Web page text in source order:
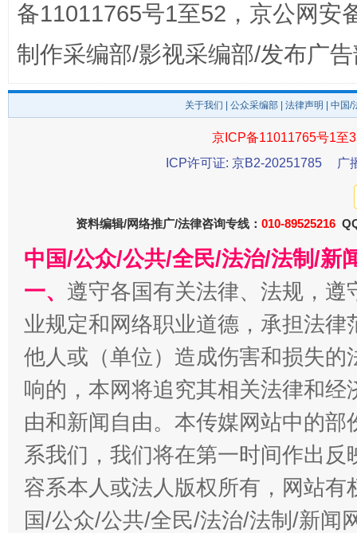
一
揭开“小金库”的免责幌子
受贿1.44亿！段成刚被判无期 从幼
备11011765号1至52，京公网安
制作采编部/影视采编部/发布广
关于我们 公众采编部 法律声明 | 中国
京ICP备11011765号1至
ICP许可证: 京B2-20251785
广
资料编辑/网络推广/法律咨询专线： 010-89525216
中国/公众/公共/全民/法治/法制/新
一、 遵守各国有关法律、法规，
业规定和网络职业道德，承担法
他人或（单位）造成伤害和损失
响的，本网将追究其相关法律和
由和新闻自由。本传媒网站中的
系我们，我们将在第一时间作出
容系本人或法人版权所有，网站
国/公众/公共/全民/法治/法制/新闻